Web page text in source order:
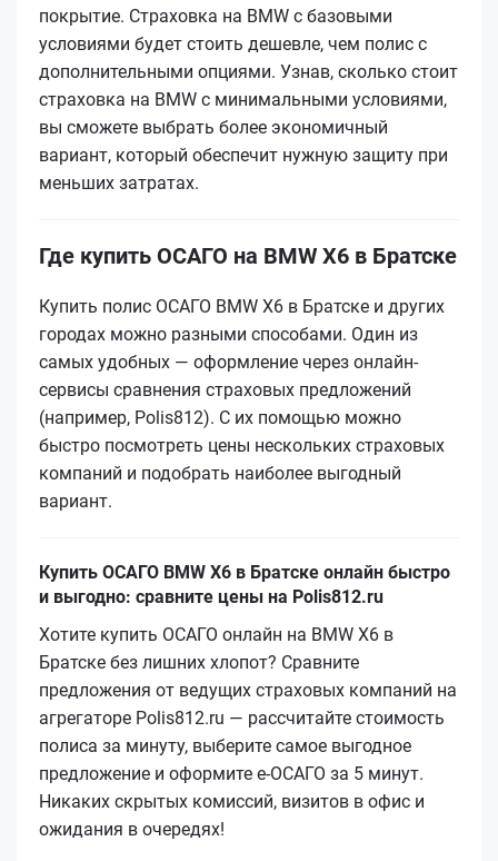
покрытие. Страховка на BMW с базовыми
условиями будет стоить дешевле, чем полис с
дополнительными опциями. Узнав, сколько стоит
страховка на BMW с минимальными условиями,
вы сможете выбрать более экономичный
вариант, который обеспечит нужную защиту при
меньших затратах.
Где купить ОСАГО на BMW X6 в Братске
Купить полис ОСАГО BMW X6 в Братске и других
городах можно разными способами. Один из
самых удобных — оформление через онлайн-
сервисы сравнения страховых предложений
(например, Polis812). С их помощью можно
быстро посмотреть цены нескольких страховых
компаний и подобрать наиболее выгодный
вариант.
Купить ОСАГО BMW X6 в Братске онлайн быстро
и выгодно: сравните цены на Polis812.ru
Хотите купить ОСАГО онлайн на BMW X6 в
Братске без лишних хлопот? Сравните
предложения от ведущих страховых компаний на
агрегаторе Polis812.ru — рассчитайте стоимость
полиса за минуту, выберите самое выгодное
предложение и оформите е‑ОСАГО за 5 минут.
Никаких скрытых комиссий, визитов в офис и
ожидания в очередях!